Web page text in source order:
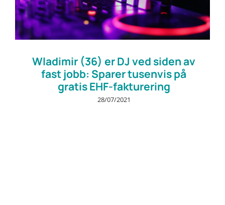
Wladimir (36) er DJ ved siden av
fast jobb: Sparer tusenvis på
gratis EHF-fakturering
28/07/2021